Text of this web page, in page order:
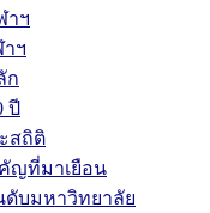
าฯ
ฯ
ก
ปี
สถิติ
ญที่มาเยือน
ดับมหาวิทยาลัย